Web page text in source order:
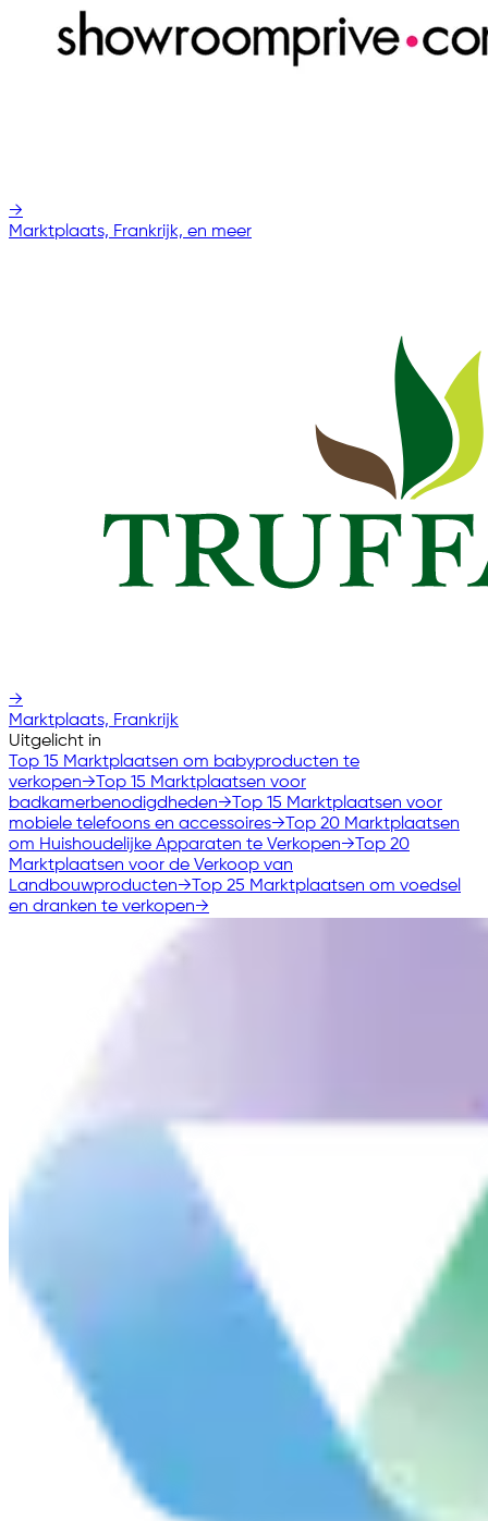
→
Marktplaats, Frankrijk, en meer
→
Marktplaats, Frankrijk
Uitgelicht in
Top 15 Marktplaatsen om babyproducten te
verkopen→ Top 15 Marktplaatsen voor
badkamerbenodigdheden→ Top 15 Marktplaatsen voor
mobiele telefoons en accessoires→ Top 20 Marktplaatsen
om Huishoudelijke Apparaten te Verkopen→ Top 20
Marktplaatsen voor de Verkoop van
Landbouwproducten→ Top 25 Marktplaatsen om voedsel
en dranken te verkopen→